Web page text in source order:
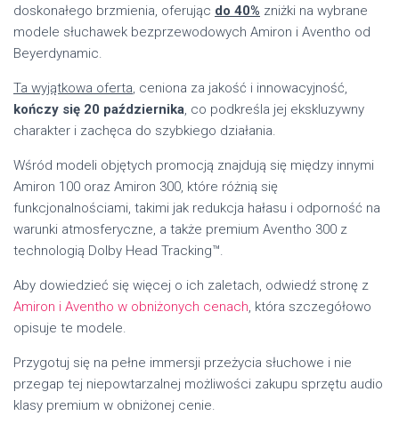
doskonałego brzmienia, oferując do 40% zniżki na wybrane
modele słuchawek bezprzewodowych Amiron i Aventho od
Beyerdynamic.
Ta wyjątkowa oferta, ceniona za jakość i innowacyjność,
kończy się 20 października, co podkreśla jej ekskluzywny
charakter i zachęca do szybkiego działania.
Wśród modeli objętych promocją znajdują się między innymi
Amiron 100 oraz Amiron 300, które różnią się
funkcjonalnościami, takimi jak redukcja hałasu i odporność na
warunki atmosferyczne, a także premium Aventho 300 z
technologią Dolby Head Tracking™.
Aby dowiedzieć się więcej o ich zaletach, odwiedź stronę z
Amiron i Aventho w obniżonych cenach, która szczegółowo
opisuje te modele.
Przygotuj się na pełne immersji przeżycia słuchowe i nie
przegap tej niepowtarzalnej możliwości zakupu sprzętu audio
klasy premium w obniżonej cenie.